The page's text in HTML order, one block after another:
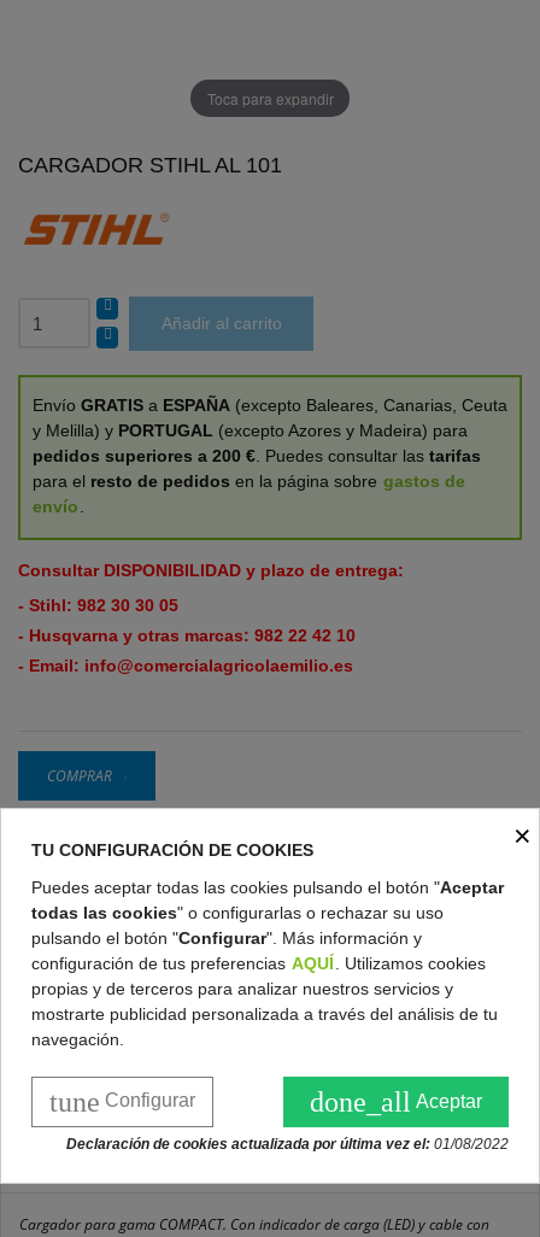
Toca para expandir
CARGADOR STIHL AL 101
Añadir al carrito
Envío GRATIS a ESPAÑA (excepto Baleares, Canarias, Ceuta
y Melilla) y PORTUGAL (excepto Azores y Madeira) para
pedidos superiores a 200 € . Puedes consultar las tarifas
para el resto de pedidos en la página sobre gastos de
envío
Consultar DISPONIBILIDAD y plazo de entrega:
- Stihl: 982 30 30 05
- Husqvarna y otras marcas: 982 22 42 10
- Email: info@comercialagricolaemilio.es
COMPRAR
Política de devoluciones
Condiciones de compra
DESCRIPCIÓN
Cargador para gama COMPACT. Con indicador de carga (LED) y cable con
×
TU CONFIGURACIÓN DE COOKIES
Puedes aceptar todas las cookies pulsando el botón "Aceptar
todas las cookies" o configurarlas o rechazar su uso
pulsando el botón "Configurar". Más información y
configuración de tus preferencias AQUÍ
. Utilizamos cookies
propias y de terceros para analizar nuestros servicios y
mostrarte publicidad personalizada a través del análisis de tu
navegación.
done_all Aceptar
tune Configurar
Declaración de cookies actualizada por última vez el: 01/08/2022